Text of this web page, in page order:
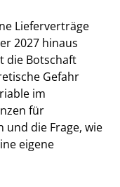
Lieferverträge
2027 hinaus
die Botschaft
Gefahr
im
für
und die Frage, wie
eigene